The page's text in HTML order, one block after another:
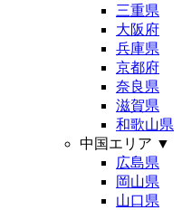
三重県
大阪府
兵庫県
京都府
奈良県
滋賀県
和歌山県
中国エリア ▼
広島県
岡山県
山口県